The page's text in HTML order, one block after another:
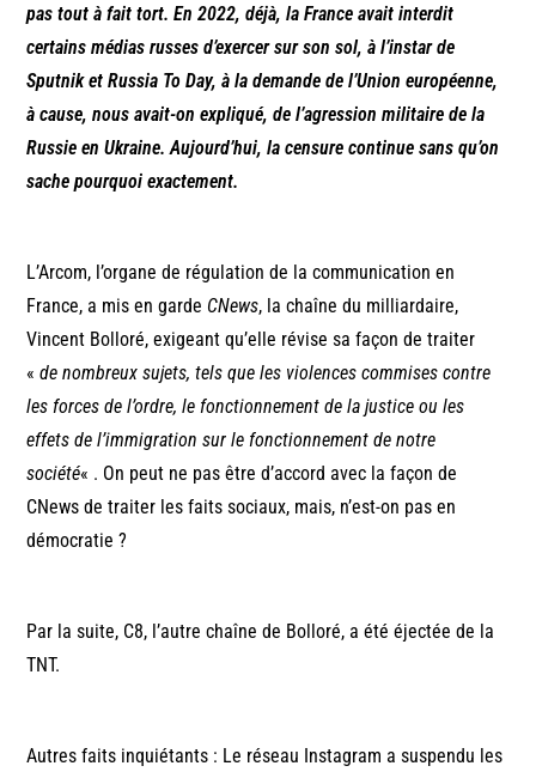
pas tout à fait tort. En 2022, déjà, la France avait interdit
certains médias russes d’exercer sur son sol, à l’instar de
Sputnik et Russia To Day, à la demande de l’Union européenne,
à cause, nous avait-on expliqué, de l’agression militaire de la
Russie en Ukraine. Aujourd’hui, la censure continue sans qu’on
sache pourquoi exactement.
L’Arcom, l’organe de régulation de la communication en
France, a mis en garde CNews, la chaîne du milliardaire,
Vincent Bolloré, exigeant qu’elle révise sa façon de traiter
«de nombreux sujets, tels que les violences commises contre
les forces de l’ordre, le fonctionnement de la justice ou les
effets de l’immigration sur le fonctionnement de notre
société« . On peut ne pas être d’accord avec la façon de
CNews de traiter les faits sociaux, mais, n’est-on pas en
démocratie ?
Par la suite, C8, l’autre chaîne de Bolloré, a été éjectée de la
TNT.
Autres faits inquiétants : Le réseau Instagram a suspendu les